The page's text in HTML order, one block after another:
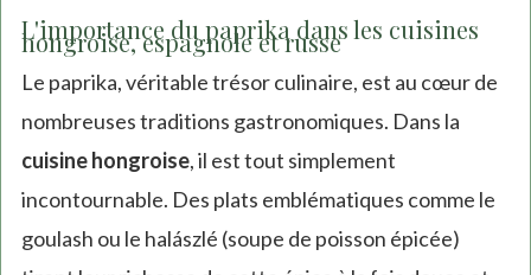
L'importance du paprika dans les cuisines
hongroise, espagnole et russe
Le paprika, véritable trésor culinaire, est au cœur de
nombreuses traditions gastronomiques. Dans la
cuisine hongroise, il est tout simplement
incontournable. Des plats emblématiques comme le
goulash ou le halászlé (soupe de poisson épicée)